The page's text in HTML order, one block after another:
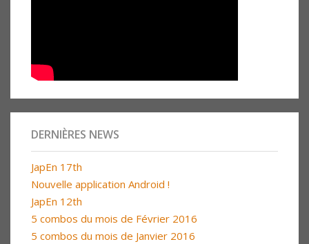
DERNIÈRES NEWS
JapEn 17th
Nouvelle application Android !
JapEn 12th
5 combos du mois de Février 2016
5 combos du mois de Janvier 2016